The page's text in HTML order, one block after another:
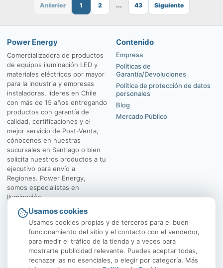
Anterior 1 2 ... 43 Siguiente
Power Energy
Comercializadora de productos
de equipos iluminación LED y
materiales eléctricos por mayor
para la industria y empresas
instaladoras, líderes en Chile
con más de 15 años entregando
productos con garantía de
calidad, certificaciones y el
mejor servicio de Post-Venta,
cónocenos en nuestras
sucursales en Santiago o bien
solicita nuestros productos a tu
ejecutivo para envío a
Regiones. Power Energy,
somos especialistas en
Iluminación.
Contenido
Empresa
Políticas de
Garantía/Devoluciones
Política de protección de datos
personales
Blog
Mercado Público
El Rosal 4547, Huechuraba
Usamos cookies
Usamos cookies propias y de terceros para el buen
funcionamiento del sitio y el contacto con el vendedor,
para medir el tráfico de la tienda y a veces para
mostrarte publicidad relevante. Puedes aceptar todas,
rechazar las no esenciales, o elegir por categoría. Más